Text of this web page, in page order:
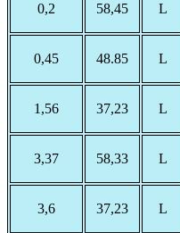
0,2 58,45 L
0,45 48.85 L
1,56 37,23 L
3,37 58,33 L
3,6 37,23 L